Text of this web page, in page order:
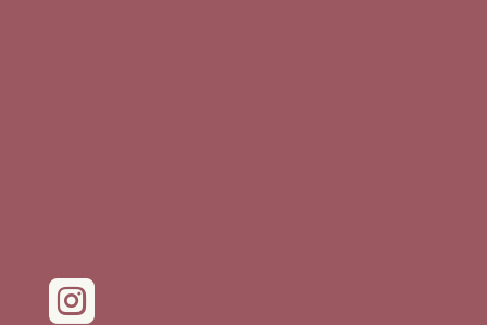
